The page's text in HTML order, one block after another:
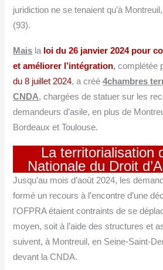
juridiction ne se tenaient qu’à
(93).
Mais la loi du 26 janvier 2024 pour
et améliorer l’intégration, complétée
du 8 juillet 2024, a créé4chambres
CNDA, chargées de statuer sur les
demandeurs d’asile, en plus de
Bordeaux et Toulouse.
La territorialisation
Nationale du Droit
Jusqu’au mois d’août 2024, les
formé un recours à l’encontre d’une
l’OFPRA étaient contraints de se
moyen, soit à l’aide des structures et
suivent, à Montreuil, en Seine-Saint-
devant la CNDA.